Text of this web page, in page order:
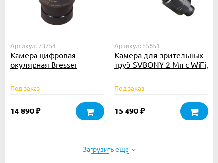
Артикул: 73754
Камера цифровая
окулярная Bresser
Под заказ
14 890 ₽
Артикул: 55651
Камера для зрительных
труб SVBONY 2 Мп с WiFi,
Под заказ
15 490 ₽
Загрузить еще